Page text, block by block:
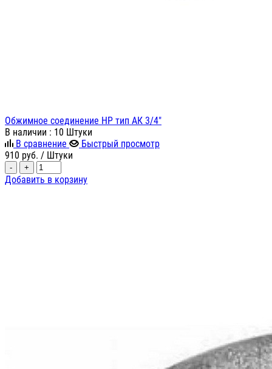
Обжимное соединение НР тип АК 3/4"
В наличии : 10 Штуки
В сравнение
Быстрый просмотр
910 руб. / Штуки
- +
Добавить в корзину